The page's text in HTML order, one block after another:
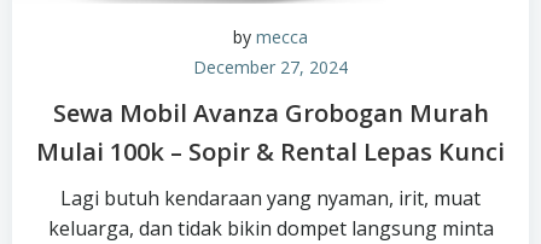
by mecca
December 27, 2024
Sewa Mobil Avanza Grobogan Murah
Mulai 100k – Sopir & Rental Lepas Kunci
Lagi butuh kendaraan yang nyaman, irit, muat
keluarga, dan tidak bikin dompet langsung minta